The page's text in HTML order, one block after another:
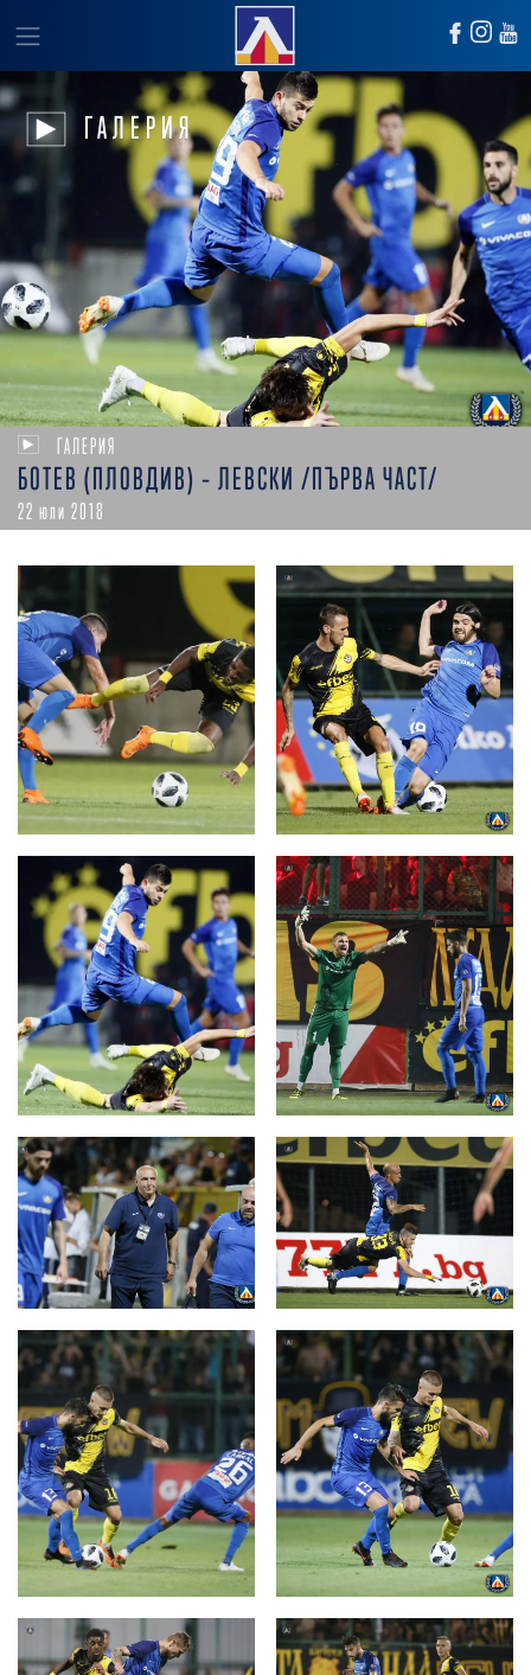
ГАЛЕРИЯ
ГАЛЕРИЯ
БОТЕВ (ПЛОВДИВ) – ЛЕВСКИ /ПЪРВА ЧАСТ/
22 юли 2018